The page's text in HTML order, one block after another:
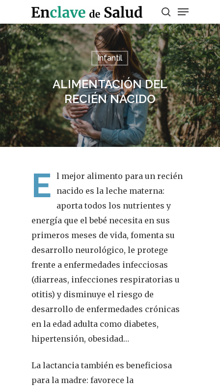
Presiona enter para buscar o ESC para
salir
Infantil
ALIMENTACIÓN DEL
RECIÉN NACIDO
E
l mejor alimento para un recién
nacido es la leche materna:
aporta todos los nutrientes y
energía que el bebé necesita en sus
primeros meses de vida, fomenta su
desarrollo neurológico, le protege
frente a enfermedades infecciosas
(diarreas, infecciones respiratorias u
otitis) y disminuye el riesgo de
desarrollo de enfermedades crónicas
en la edad adulta como diabetes,
hipertensión, obesidad…
La lactancia también es beneficiosa
para la madre: favorece la